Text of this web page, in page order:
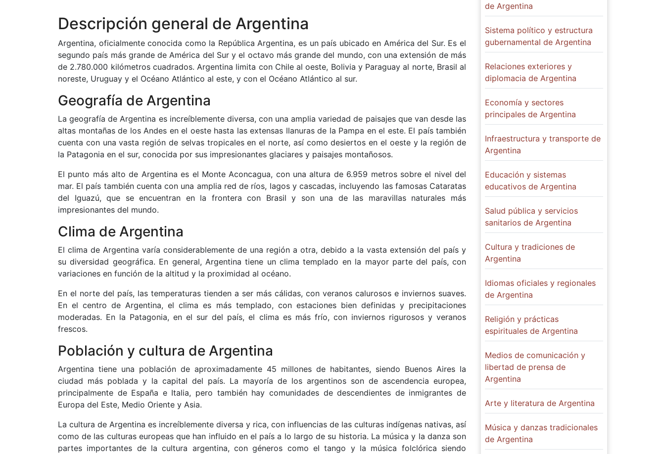
Descripción general de Argentina
Argentina, oficialmente conocida como la República Argentina, es un país ubicado en América del Sur. Es el
segundo país más grande de América del Sur y el octavo más grande del mundo, con una extensión de más
de 2.780.000 kilómetros cuadrados. Argentina limita con Chile al oeste, Bolivia y Paraguay al norte, Brasil al
noreste, Uruguay y el Océano Atlántico al este, y con el Océano Atlántico al sur.
Geografía de Argentina
La geografía de Argentina es increíblemente diversa, con una amplia variedad de paisajes que van desde las
altas montañas de los Andes en el oeste hasta las extensas llanuras de la Pampa en el este. El país también
cuenta con una vasta región de selvas tropicales en el norte, así como desiertos en el oeste y la región de
la Patagonia en el sur, conocida por sus impresionantes glaciares y paisajes montañosos.
El punto más alto de Argentina es el Monte Aconcagua, con una altura de 6.959 metros sobre el nivel del
mar. El país también cuenta con una amplia red de ríos, lagos y cascadas, incluyendo las famosas Cataratas
del Iguazú, que se encuentran en la frontera con Brasil y son una de las maravillas naturales más
impresionantes del mundo.
Clima de Argentina
El clima de Argentina varía considerablemente de una región a otra, debido a la vasta extensión del país y
su diversidad geográfica. En general, Argentina tiene un clima templado en la mayor parte del país, con
variaciones en función de la altitud y la proximidad al océano.
En el norte del país, las temperaturas tienden a ser más cálidas, con veranos calurosos e inviernos suaves.
En el centro de Argentina, el clima es más templado, con estaciones bien definidas y precipitaciones
moderadas. En la Patagonia, en el sur del país, el clima es más frío, con inviernos rigurosos y veranos
frescos.
Población y cultura de Argentina
Argentina tiene una población de aproximadamente 45 millones de habitantes, siendo Buenos Aires la
ciudad más poblada y la capital del país. La mayoría de los argentinos son de ascendencia europea,
principalmente de España e Italia, pero también hay comunidades de descendientes de inmigrantes de
Europa del Este, Medio Oriente y Asia.
La cultura de Argentina es increíblemente diversa y rica, con influencias de las culturas indígenas nativas, así
como de las culturas europeas que han influido en el país a lo largo de su historia. La música y la danza son
partes importantes de la cultura argentina, con géneros como el tango y la música folclórica siendo
de Argentina
Sistema político y estructura
gubernamental de Argentina
Relaciones exteriores y
diplomacia de Argentina
Economía y sectores
principales de Argentina
Infraestructura y transporte de
Argentina
Educación y sistemas
educativos de Argentina
Salud pública y servicios
sanitarios de Argentina
Cultura y tradiciones de
Argentina
Idiomas oficiales y regionales
de Argentina
Religión y prácticas
espirituales de Argentina
Medios de comunicación y
libertad de prensa de
Argentina
Arte y literatura de Argentina
Música y danzas tradicionales
de Argentina